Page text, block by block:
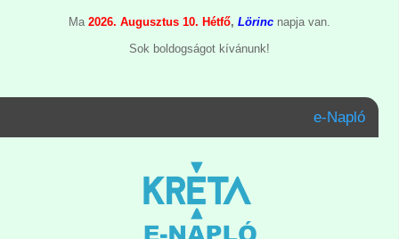
Ma 2026. Augusztus 10. Hétfő, Lörincnapja van.
Sok boldogságot kívánunk!
e-Napló